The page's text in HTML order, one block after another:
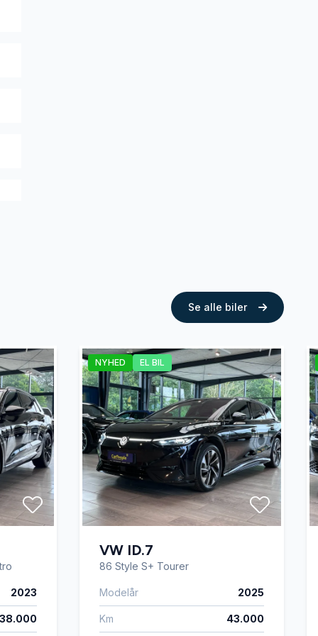
Se alle biler
2023
38.000
NYHED EL BIL
VW ID.7
86 Style S+ Tourer
Modelår 2025
Km 43.000